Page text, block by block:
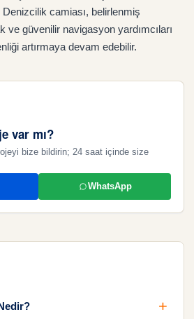
camiası, belirlenmiş
ve güvenilir navigasyon yardımcıları
artırmaya devam edebilir.
var mı?
bize bildirin; 24 saat içinde size
WhatsApp